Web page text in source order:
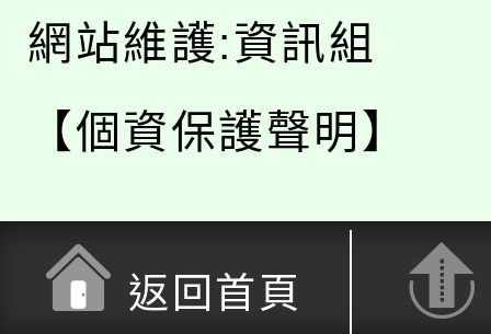
網站維護:資訊組
【個資保護聲明】
返回首頁